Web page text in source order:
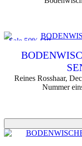
Sale 50% Off
Reines Rosshaar,
Nummer